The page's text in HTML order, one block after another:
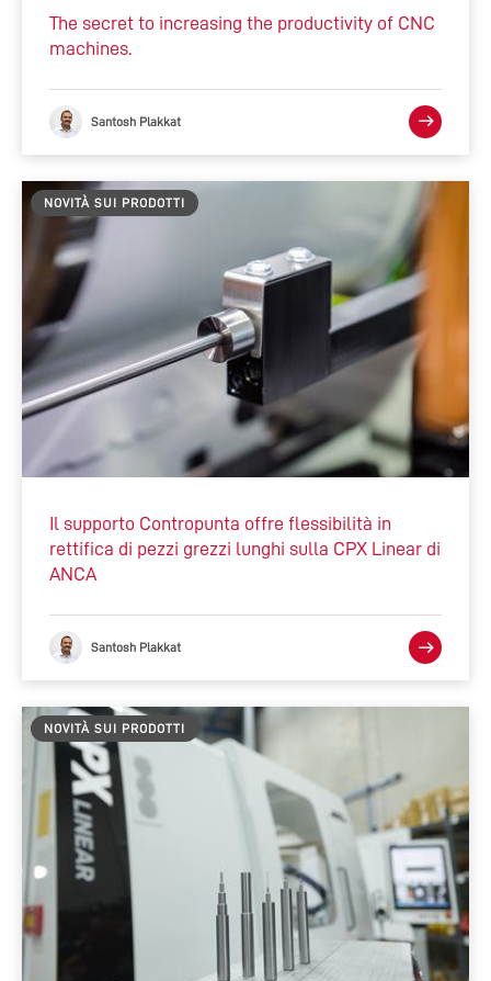
The secret to increasing the productivity of CNC
machines.
Santosh Plakkat
NOVITÀ SUI PRODOTTI
Il supporto Contropunta offre flessibilità in
rettifica di pezzi grezzi lunghi sulla CPX Linear di
ANCA
Santosh Plakkat
NOVITÀ SUI PRODOTTI